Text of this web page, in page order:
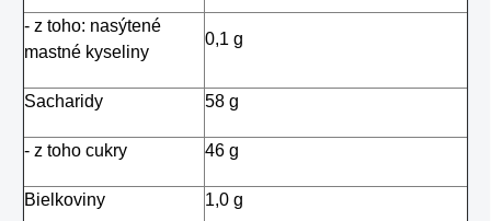
- z toho: nasýtené
mastné kyseliny
0,1 g
Sacharidy 58 g
- z toho cukry 46 g
Bielkoviny 1,0 g